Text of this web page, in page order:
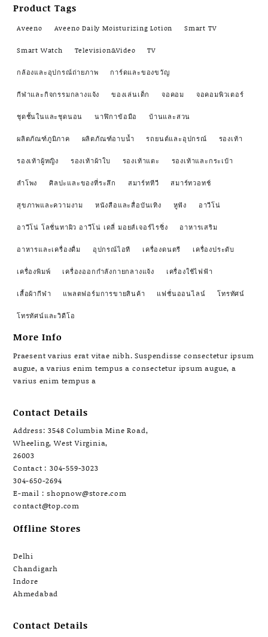
Product Tags
Aveeno Aveeno Daily Moisturizing Lotion Smart TV
Smart Watch Television&Video TV
กล้องและอุปกรณ์ถ่ายภาพ การ์ดและของขวัญ
กีฬาและกิจกรรมกลางแจ้ง ของเล่นเด็ก จอคอม จอคอมพิวเตอร์
ชุดชั้นในและชุดนอน นาฬิกาข้อมือ บ้านและสวน
ผลิตภัณฑ์ภูมิภาค ผลิตภัณฑ์อาบน้ำ รถยนต์และอุปกรณ์ รองเท้า
รองเท้าผู้หญิง รองเท้าผ้าใบ รองเท้าแตะ รองเท้าและกระเป๋า
ลำโพง ศิลปะและของที่ระลึก สมาร์ททีวี สมาร์ทวอทช์
สุขภาพและความงาม หนังสือและสื่อบันเทิง หูฟัง อาวีโน่
อาวีโน่ โลชั่นทาผิว อาวีโน่ เดลี่ มอยส์เจอร์ไรซิ่ง อาหารเสริม
อาหารและเครื่องดื่ม อุปกรณ์ไอที เครื่องดนตรี เครื่องประดับ
เครื่องพิมพ์ เครื่องออกกำลังกายกลางแจ้ง เครื่องใช้ไฟฟ้า
เสื้อผ้ากีฬา แพลตฟอร์มการขายสินค้า แฟชั่นออนไลน์ โทรทัศน์
โทรทัศน์และวิดีโอ
More Info
Praesent varius erat vitae nibh. Suspendisse consectetur ipsum
augue, a varius enim tempus a consectetur ipsum augue, a
varius enim tempus a
Contact Details
Address: 3548 Columbia Mine Road,
Wheeling, West Virginia,
26003
Contact : 304-559-3023
304-650-2694
E-mail : shopnow@store.com
contact@top.com
Offline Stores
Delhi
Chandigarh
Indore
Ahmedabad
Contact Details